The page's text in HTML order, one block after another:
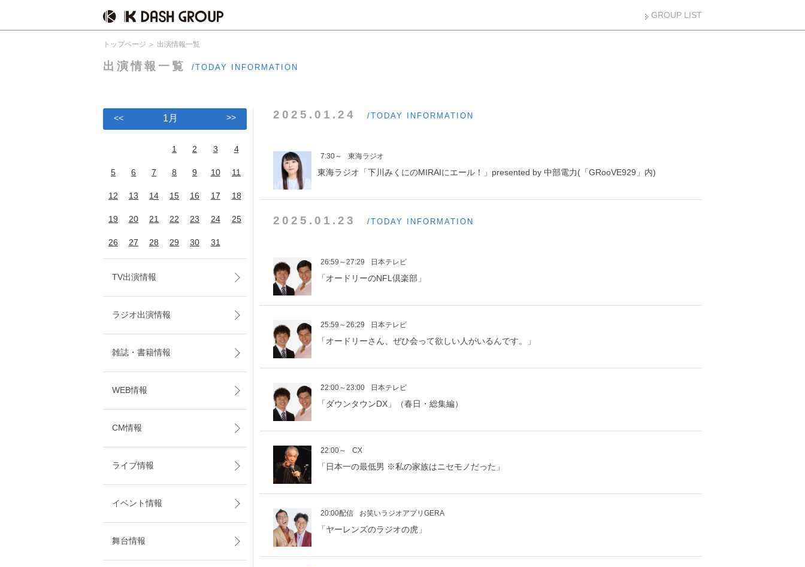
GROUP LIST
トップページ 出演情報一覧
出演情報一覧 /TODAY INFORMATION
2025.01.24 /TODAY INFORMATION
7:30～ 東海ラジオ
東海ラジオ「下川みくにのMIRAIにエール！」presented by 中部電力(「GRooVE929」内)
2025.01.23 /TODAY INFORMATION
26:59～27:29 日本テレビ
「オードリーのNFL倶楽部」
25:59～26:29 日本テレビ
「オードリーさん、ぜひ会って欲しい人がいるんです。」
22:00～23:00 日本テレビ
「ダウンタウンDX」（春日・総集編）
22:00～ CX
「日本一の最低男 ※私の家族はニセモノだった」
20:00配信 お笑いラジオアプリGERA
「ヤーレンズのラジオの虎」
<< 1月 >>
1 2 3 4
5 6 7 8 9 10 11
12 13 14 15 16 17 18
19 20 21 22 23 24 25
26 27 28 29 30 31
TV出演情報
ラジオ出演情報
雑誌・書籍情報
WEB情報
CM情報
ライブ情報
イベント情報
舞台情報